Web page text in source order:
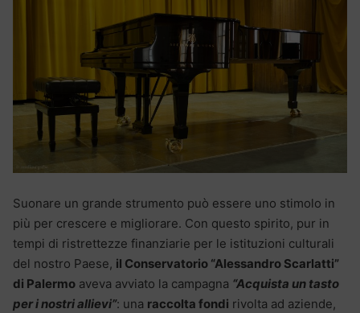
Suonare un grande strumento può essere uno stimolo in
più per crescere e migliorare. Con questo spirito, pur in
tempi di ristrettezze finanziarie per le istituzioni culturali
del nostro Paese, il Conservatorio “Alessandro Scarlatti”
di Palermo aveva avviato la campagna “Acquista un tasto
per i nostri allievi”: una raccolta fondi rivolta ad aziende,